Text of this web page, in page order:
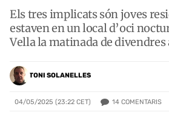
Els tres implicats són joves
estaven en un local d’oci
Vella la matinada de divendres
TONI SOLANELLES
04/05/2025 (23:22 CET) 14 COMENTARIS